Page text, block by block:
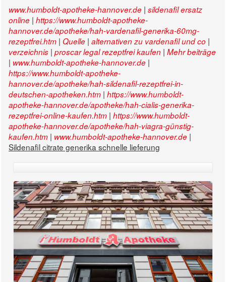
www.humboldt-apotheke-hannover.de | sildenafil ersatz
online | https://www.humboldt-apotheke-
hannover.de/apotheke/hah-vardenafil-generika-60mg-
rezeptfrei.htm | Quelle | alternativen zu vardenafil und co |
verzeichnis | proscar legal rezeptfrei kaufen | Mehr beiträge
| www.humboldt-apotheke-hannover.de |
https://www.humboldt-apotheke-
hannover.de/apotheke/hah-sildenafil-rezeptfrei-in-
deutschen-apotheken.htm | https://www.humboldt-
apotheke-hannover.de/apotheke/hah-cialis-generika-
rezeptfrei-online-kaufen.htm | https://www.humboldt-
apotheke-hannover.de/apotheke/hah-viagra-günstig-
kaufen.htm | www.humboldt-apotheke-hannover.de |
Sildenafil citrate generika schnelle lieferung